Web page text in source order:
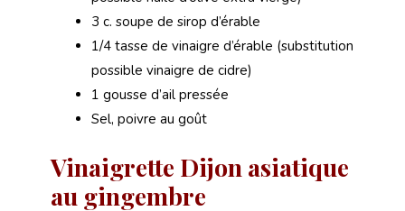
3 c. soupe de sirop d’érable
1/4 tasse de vinaigre d’érable (substitution
possible vinaigre de cidre)
1 gousse d’ail pressée
Sel, poivre au goût
Vinaigrette Dijon asiatique
au gingembre